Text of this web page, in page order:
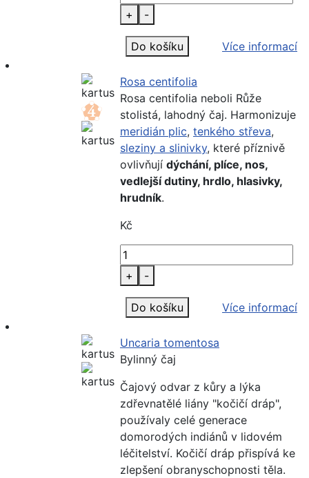
+ -
Do košíku Více informací
Rosa centifolia
Rosa centifolia neboli Růže
stolistá, lahodný čaj. Harmonizuje
meridián plic, tenkého střeva,
sleziny a slinivky, které příznivě
ovlivňují dýchání, plíce, nos,
vedlejší dutiny, hrdlo, hlasivky,
hrudník.
Kč
+ -
Do košíku Více informací
Uncaria tomentosa
Bylinný čaj
Čajový odvar z kůry a lýka
zdřevnatělé liány "kočičí dráp",
používaly celé generace
domorodých indiánů v lidovém
léčitelství. Kočičí dráp přispívá ke
zlepšení obranyschopnosti těla.